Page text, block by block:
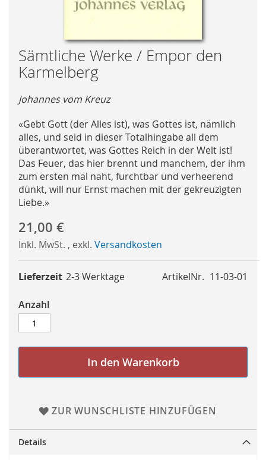
Skip
to
the
of
images
gallery
Sämtliche Werke / Empor den
Karmelberg
Johannes vom Kreuz
«Gebt Gott (der Alles ist), was Gottes ist, nämlich
alles, und seid in dieser Totalhingabe all dem
überantwortet, was Gottes Reich in der Welt ist!
Das Feuer, das hier brennt und manchem, der ihm
zum ersten mal naht, furchtbar und verheerend
dünkt, will nur Ernst machen mit der gekreuzigten
Liebe.»
21,00 €
Inkl. MwSt. , exkl. Versandkosten
ArtikelNr. 11-03-01
Lieferzeit 2-3 Werktage
Anzahl
In den Warenkorb
ZUR WUNSCHLISTE HINZUFÜGEN
Details